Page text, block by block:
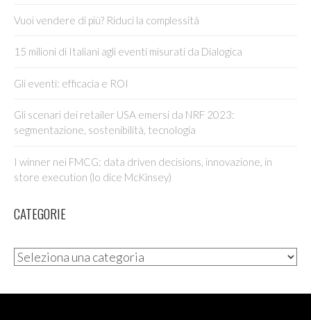
Vuoi vendere di più? Riduci la complessità
15 milioni di Italiani agli eventi misurati da Dialogica
Gli eventi: efficacia e ROI
Gli scenari dei retailer USA emersi da NRF 2023:
segmentazione, sostenibilità, tecnologia
I winner nei FMCG: data driven decisions, innovazione, in
store execution (lo dice McKinsey)
CATEGORIE